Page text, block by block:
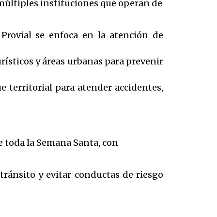
instituciones que operan de
se enfoca en la atención de
y áreas urbanas para prevenir
territorial para atender accidentes,
la Semana Santa, con
y evitar conductas de riesgo